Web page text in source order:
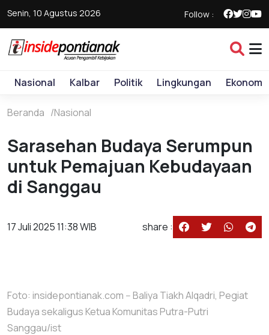
Senin, 10 Agustus 2026 Follow :
Nasional Kalbar Politik Lingkungan Ekonomi
Beranda Nasional
Sarasehan Budaya Serumpun
untuk Pemajuan Kebudayaan
di Sanggau
17 Juli 2025 11:38 WIB share :
Foto: insidepontianak.com -- Baliya Tiakh Alqadri, Pegiat
Budaya sekaligus Ketua Komunitas Putra-Putri
Sanggau/ist